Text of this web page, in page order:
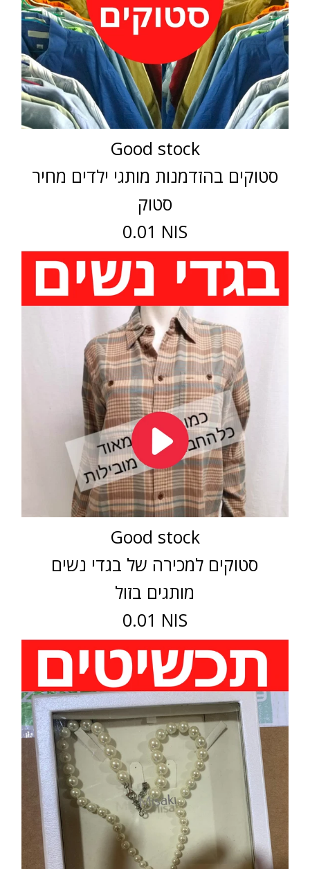
Good stock
סטוקים בהזדמנות מותגי ילדים מחיר
סטוק
0.01 NIS
Good stock
סטוקים למכירה של בגדי נשים
מותגים בזול
0.01 NIS